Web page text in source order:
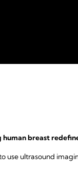
breast
use ultrasound